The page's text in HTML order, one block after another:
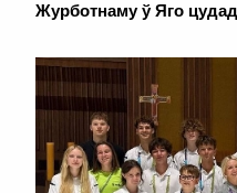
Журботнаму ў Яго